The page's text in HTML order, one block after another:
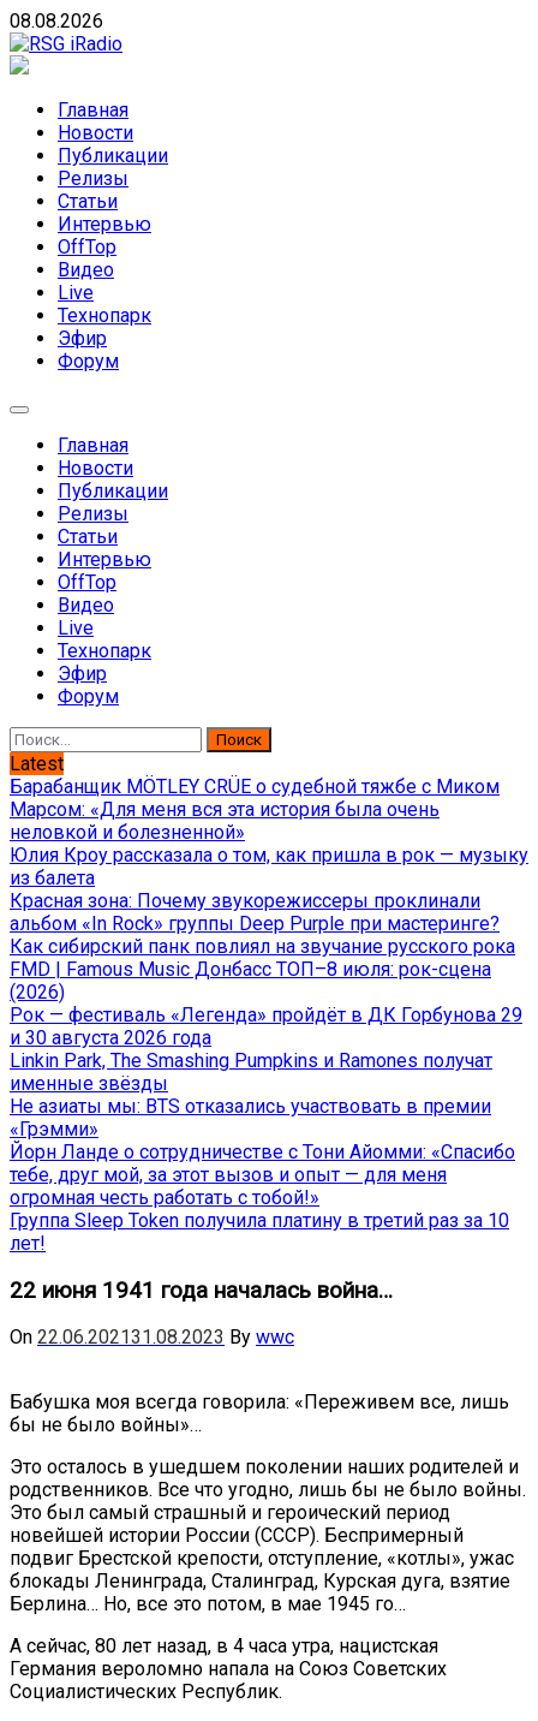
Skip
to
content
08.08.2026
направлений без возрастных ограничений
Главная
Новости
Публикации
Релизы
Статьи
Интервью
OffTop
Видео
Live
Технопарк
Эфир
Форум
Главная
Новости
Публикации
Релизы
Статьи
Интервью
OffTop
Видео
Live
Технопарк
Эфир
Форум
Найти:
Latest
Барабанщик MÖTLEY CRÜE о судебной тяжбе с Миком
Марсом: «Для меня вся эта история была очень
неловкой и болезненной»
Юлия Кроу рассказала о том, как пришла в рок — музыку
из балета
Красная зона: Почему звукорежиссеры проклинали
альбом «In Rock» группы Deep Purple при мастеринге?
Как сибирский панк повлиял на звучание русского рока
FMD | Famous Music Донбасс ТОП–8 июля: рок-сцена
(2026)
Рок — фестиваль «Легенда» пройдёт в ДК Горбунова 29
и 30 августа 2026 года
Linkin Park, The Smashing Pumpkins и Ramones получат
именные звёзды
Не азиаты мы: BTS отказались участвовать в премии
«Грэмми»
Йорн Ланде о сотрудничестве с Тони Айомми: «Спасибо
тебе, друг мой, за этот вызов и опыт — для меня
огромная честь работать с тобой!»
Группа Sleep Token получила платину в третий раз за 10
лет!
22 июня 1941 года началась война…
On 22.06.202131.08.2023 By wwc
Бабушка моя всегда говорила: «Переживем все, лишь
бы не было войны»…
Это осталось в ушедшем поколении наших родителей и
родственников. Все что угодно, лишь бы не было войны.
Это был самый страшный и героический период
новейшей истории России (СССР). Беспримерный
подвиг Брестской крепости, отступление, «котлы», ужас
блокады Ленинграда, Сталинград, Курская дуга, взятие
Берлина… Но, все это потом, в мае 1945 го…
А сейчас, 80 лет назад, в 4 часа утра, нацистская
Германия вероломно напала на Союз Советских
Социалистических Республик.